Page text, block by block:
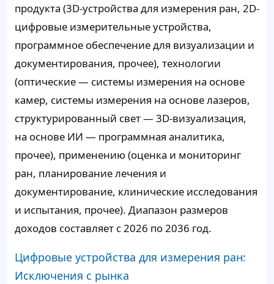
продукта (3D-устройства для измерения ран, 2D-
цифровые измерительные устройства,
программное обеспечение для визуализации и
документирования, прочее), технологии
(оптические — системы измерения на основе
камер, системы измерения на основе лазеров,
структурированный свет — 3D-визуализация,
на основе ИИ — программная аналитика,
прочее), применению (оценка и мониторинг
ран, планирование лечения и
документирование, клинические исследования
и испытания, прочее). Диапазон размеров
доходов составляет с 2026 по 2036 год.
Цифровые устройства для измерения ран:
Исключения с рынка